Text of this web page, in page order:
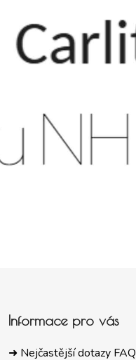
Informace pro vás
➜ Nejčastější dotazy FAQ